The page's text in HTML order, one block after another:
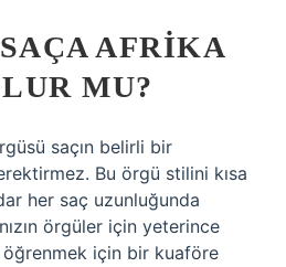
AFRIKA
MU?
saçın belirli bir
Bu örgü stilini kısa
her saç uzunluğunda
örgüler için yeterince
öğrenmek için bir kuaföre